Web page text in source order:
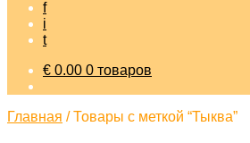
f
i
t
€ 0.00 0 товаров
Главная /Товары с меткой “Тыква”